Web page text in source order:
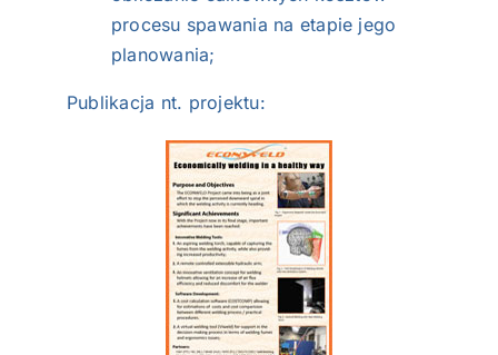
procesu spawania na etapie jego
planowania;
Publikacja nt. projektu: